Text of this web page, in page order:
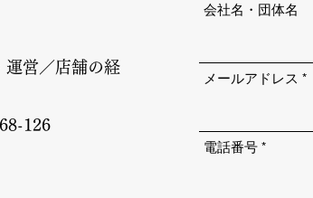
運営／店舗の経
126
会社名・団体名
メールアドレス
電話番号